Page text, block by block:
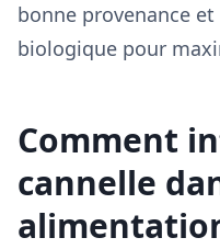
bonne provenance
biologique pour
Comment
cannelle